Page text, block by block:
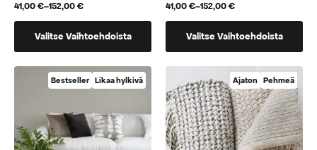
41,00€–152,00€
Hintaluokka:
41,00 €
152,00 €
Valitse Vaihtoehdoista
useampi
muunnelma.
tehdä
valinnat
41,00€–152,00€
Hintaluokka:
41,00 €
152,00 €
Valitse Vaihtoehdoista
useampi
muunnelma.
Voit
tehdä
valinnat
Bestseller Likaa hylkivä Ajaton Pehmeä